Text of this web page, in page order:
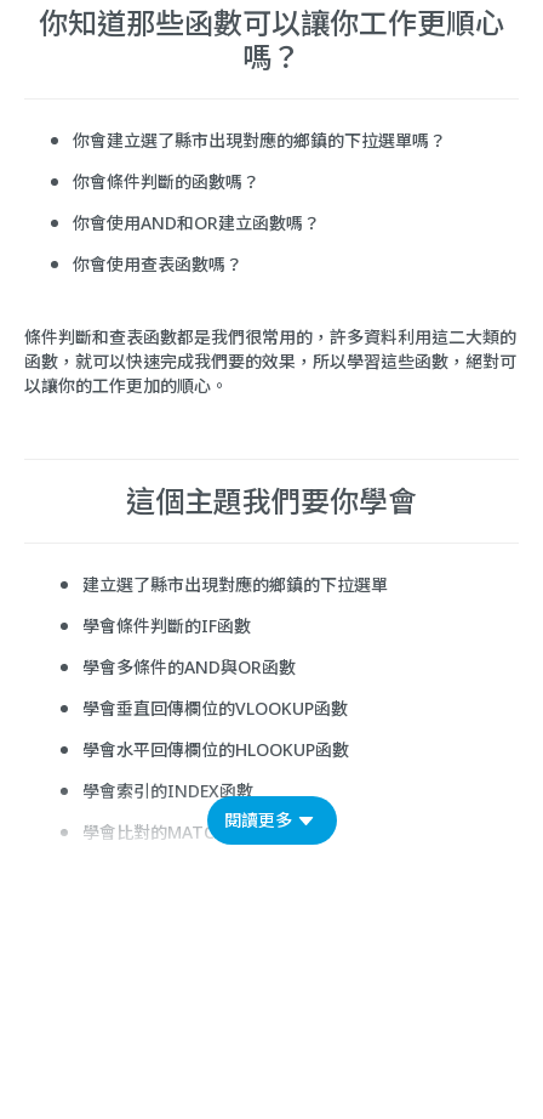
你知道那些函數可以讓你工作更順心
嗎？
你會建立選了縣市出現對應的鄉鎮的下拉選單嗎？
你會條件判斷的函數嗎？
你會使用AND和OR建立函數嗎？
你會使用查表函數嗎？
條件判斷和查表函數都是我們很常用的，許多資料利用這二大類的
函數，就可以快速完成我們要的效果，所以學習這些函數，絕對可
以讓你的工作更加的順心。
這個主題我們要你學會
建立選了縣市出現對應的鄉鎮的下拉選單
學會條件判斷的IF函數
學會多條件的AND與OR函數
學會垂直回傳欄位的VLOOKUP函數
學會水平回傳欄位的HLOOKUP函數
學會索引的INDEX函數
學會比對的MATCH函數
閱讀更多